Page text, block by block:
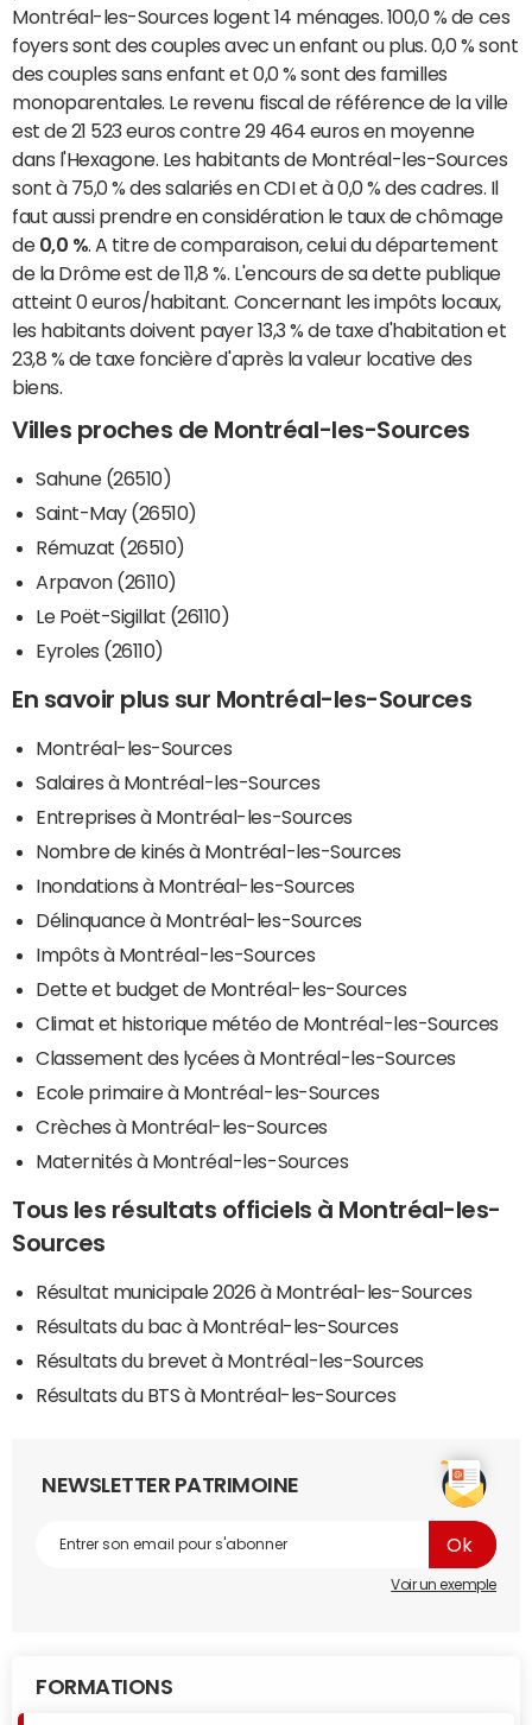
Montréal-les-Sources logent 14 ménages. 100,0 % de ces
foyers sont des couples avec un enfant ou plus. 0,0 % sont
des couples sans enfant et 0,0 % sont des familles
monoparentales. Le revenu fiscal de référence de la ville
est de 21 523 euros contre 29 464 euros en moyenne
dans l'Hexagone. Les habitants de Montréal-les-Sources
sont à 75,0 % des salariés en CDI et à 0,0 % des cadres. Il
faut aussi prendre en considération le taux de chômage
de 0,0 % . A titre de comparaison, celui du département
de la Drôme est de 11,8 %. L'encours de sa dette publique
atteint 0 euros/habitant. Concernant les impôts locaux,
les habitants doivent payer 13,3 % de taxe d'habitation et
23,8 % de taxe foncière d'après la valeur locative des
biens.
Villes proches de Montréal-les-Sources
Sahune (26510)
Saint-May (26510)
Rémuzat (26510)
Arpavon (26110)
Le Poët-Sigillat (26110)
Eyroles (26110)
En savoir plus sur Montréal-les-Sources
Montréal-les-Sources
Salaires à Montréal-les-Sources
Entreprises à Montréal-les-Sources
Nombre de kinés à Montréal-les-Sources
Inondations à Montréal-les-Sources
Délinquance à Montréal-les-Sources
Impôts à Montréal-les-Sources
Dette et budget de Montréal-les-Sources
Climat et historique météo de Montréal-les-Sources
Classement des lycées à Montréal-les-Sources
Ecole primaire à Montréal-les-Sources
Crèches à Montréal-les-Sources
Maternités à Montréal-les-Sources
Tous les résultats officiels à Montréal-les-
Sources
Résultat municipale 2026 à Montréal-les-Sources
Résultats du bac à Montréal-les-Sources
Résultats du brevet à Montréal-les-Sources
Résultats du BTS à Montréal-les-Sources
NEWSLETTER PATRIMOINE
Voir un exemple
FORMATIONS